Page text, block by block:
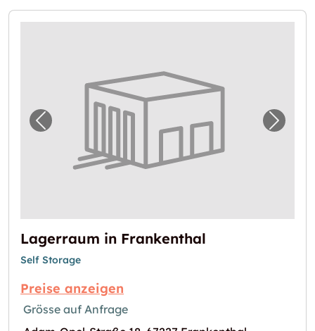
Vorheriges Bild für "Lagerraum in
Lagerraum in Frankenthal
Self Storage
Preise anzeigen
Grösse auf Anfrage